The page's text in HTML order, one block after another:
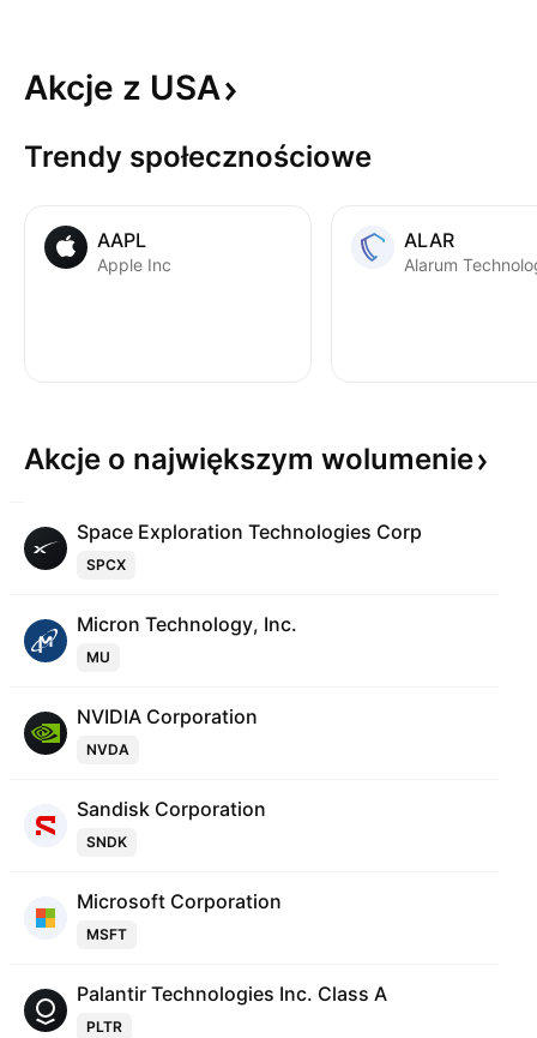
Akcje z USA
Trendy społecznościowe
AAPL
Apple Inc
ALAR
Akcje o największym wolumenie
Space Exploration Technologies Corp
SPCX
Micron Technology, Inc.
MU
NVIDIA Corporation
NVDA
Sandisk Corporation
SNDK
Microsoft Corporation
MSFT
Palantir Technologies Inc. Class A
PLTR